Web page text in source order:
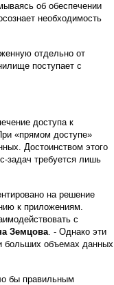
об обеспечении
необходимость
отдельно от
поступает с
доступа к
«прямом доступе»
Достоинством этого
задач требуется лишь
на решение
к приложениям.
с
Земцова. - Однако эти
больших объемах данных
бы правильным